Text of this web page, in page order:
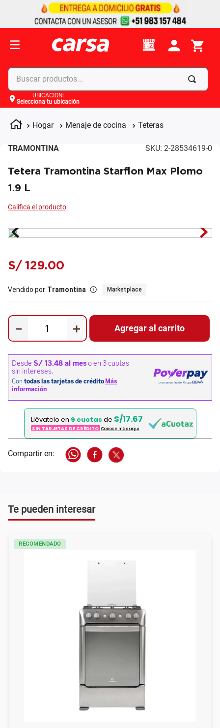
Buscar productos...
UBICACIÓN:
Selecciona tu ubicación
Hogar Menaje de cocina Teteras
TRAMONTINA SKU: 2-28534619-0
Tetera Tramontina Starflon Max Plomo
1.9 L
S/ 129.00
Vendido por Tramontina Marketplace
＋
－ Agregar al carrito
Llévatelo en 9 cuotas de S/17.67
SIN TARJETAS DE CRÉDITO Conoce más aqui
Te pueden interesar
RECOMENDADO
Términos más buscados
4. apple